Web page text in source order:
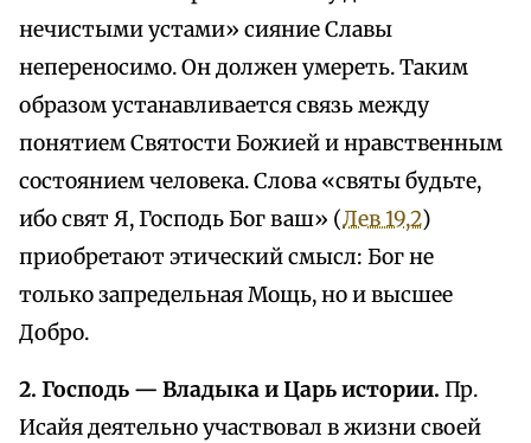
нечистыми устами» сияние Славы
непереносимо. Он должен умереть. Таким
образом устанавливается связь между
понятием Святости Божией и нравственным
состоянием человека. Слова «святы будьте,
ибо свят Я, Господь Бог ваш» (Лев 19,2)
приобретают этический смысл: Бог не
только запредельная Мощь, но и высшее
Добро.
2. Господь — Владыка и Царь истории. Пр.
Исайя деятельно участвовал в жизни своей